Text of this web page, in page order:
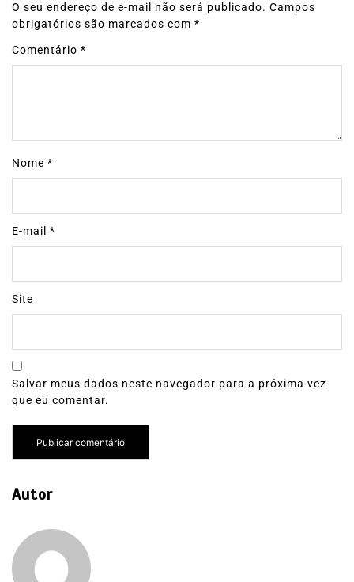
O seu endereço de e-mail não será publicado. Campos
obrigatórios são marcados com *
Comentário *
Nome *
E-mail *
Site
Salvar meus dados neste navegador para a próxima vez
que eu comentar.
Autor